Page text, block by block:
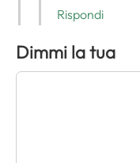
Rispondi
Dimmi la tua